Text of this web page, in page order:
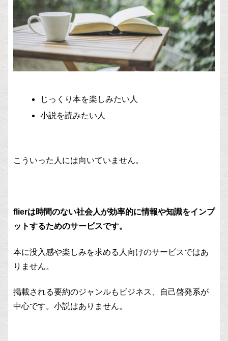
じっくり本を楽しみたい人
小説を読みたい人
こういった人には向いていません。
flierは時間のない社会人が効率的に情報や知識をインプ
ットするためのサービスです。
本に没入感や楽しみを求める人向けのサービスではあ
りません。
掲載される要約のジャンルもビジネス、自己啓発系が
中心です。小説はありません。